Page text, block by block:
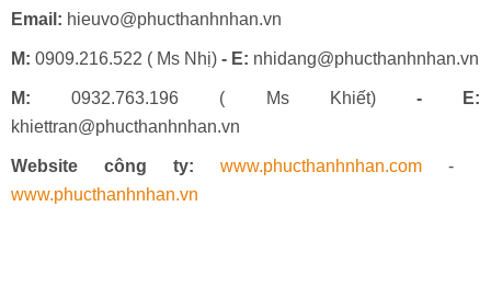
Email: hieuvo@phucthanhnhan.vn
M: 0909.216.522 ( Ms Nhị) - E: nhidang@phucthanhnhan.vn
M: 0932.763.196 ( Ms Khiết) - E:
khiettran@phucthanhnhan.vn
Website công ty: www.phucthanhnhan.com -
www.phucthanhnhan.vn